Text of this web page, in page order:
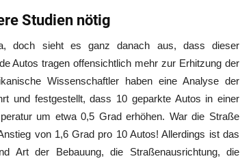
Studien nötig
doch sieht es ganz danach aus, dass dieser
Autos tragen offensichtlich mehr zur Erhitzung der
Wissenschaftler haben eine Analyse der
und festgestellt, dass 10 geparkte Autos in einer
um etwa 0,5 Grad erhöhen. War die Straße
von 1,6 Grad pro 10 Autos! Allerdings ist das
Art der Bebauung, die Straßenausrichtung, die